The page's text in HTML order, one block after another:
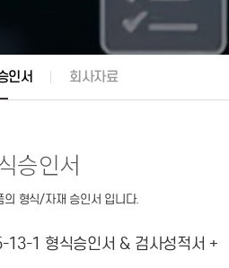
인서 회사자료
승인서
의 형식/자재 승인서 입니다.
13-1 형식승인서 & 검사성적서 +